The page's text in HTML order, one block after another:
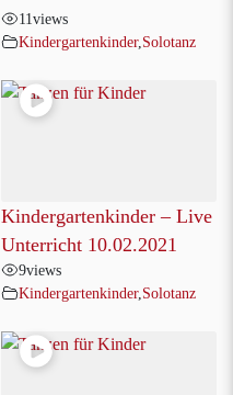
11views
Kindergartenkinder, Solotanz
Kindergartenkinder – Live
Unterricht 10.02.2021
9views
Kindergartenkinder, Solotanz